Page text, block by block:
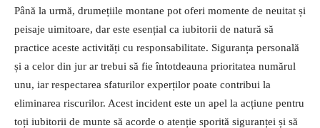
Până la urmă, drumețiile montane pot oferi momente de neuitat și
peisaje uimitoare, dar este esențial ca iubitorii de natură să
practice aceste activități cu responsabilitate. Siguranța personală
și a celor din jur ar trebui să fie întotdeauna prioritatea numărul
unu, iar respectarea sfaturilor experților poate contribui la
eliminarea riscurilor. Acest incident este un apel la acțiune pentru
toți iubitorii de munte să acorde o atenție sporită siguranței și să